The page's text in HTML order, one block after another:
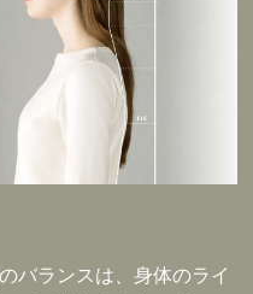
バランスは、身体のライ